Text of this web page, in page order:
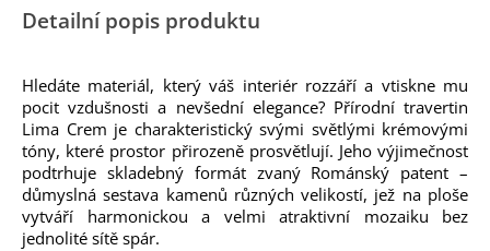
Detailní popis produktu
Hledáte materiál, který váš interiér rozzáří a vtiskne mu
pocit vzdušnosti a nevšední elegance? Přírodní travertin
Lima Crem je charakteristický svými světlými krémovými
tóny, které prostor přirozeně prosvětlují. Jeho výjimečnost
podtrhuje skladebný formát zvaný Románský patent –
důmyslná sestava kamenů různých velikostí, jež na ploše
vytváří harmonickou a velmi atraktivní mozaiku bez
jednolité sítě spár.